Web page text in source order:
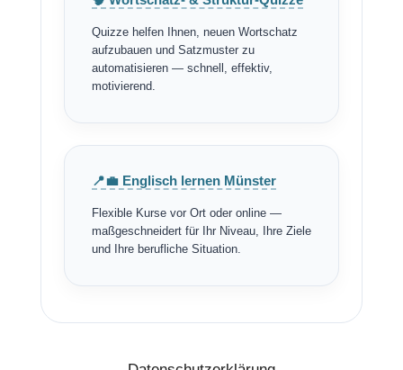
Quizze helfen Ihnen, neuen Wortschatz
aufzubauen und Satzmuster zu
automatisieren — schnell, effektiv,
motivierend.
📍💼 Englisch lernen Münster
Flexible Kurse vor Ort oder online —
maßgeschneidert für Ihr Niveau, Ihre Ziele
und Ihre berufliche Situation.